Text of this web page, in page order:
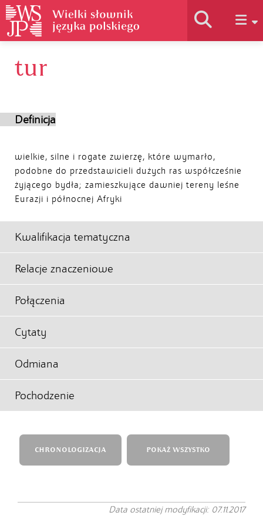
Autorzy
tur
Definicja
wielkie, silne i rogate zwierzę, które wymarło,
podobne do przedstawicieli dużych ras współcześnie
żyjącego bydła; zamieszkujące dawniej tereny leśne
Eurazji i północnej Afryki
Kwalifikacja tematyczna
Relacje znaczeniowe
Połączenia
Cytaty
Odmiana
Pochodzenie
CHRONOLOGIZACJA POKAŻ WSZYSTKO
Data ostatniej modyfikacji: 07.11.2017